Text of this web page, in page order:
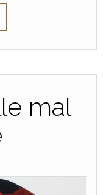
mal